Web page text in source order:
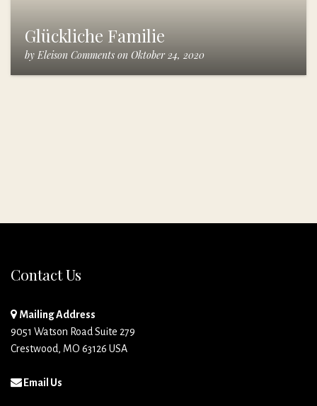
Glückliche Familie
by Eleison Comments on Oktober 24, 2020
Contact Us
Mailing Address
9051 Watson Road Suite 279
Crestwood, MO 63126 USA
Email Us